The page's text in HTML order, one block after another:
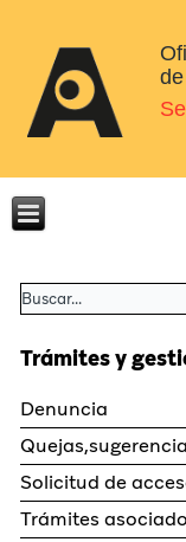
Trámites y
Denuncia
Solicitud de
Trámites